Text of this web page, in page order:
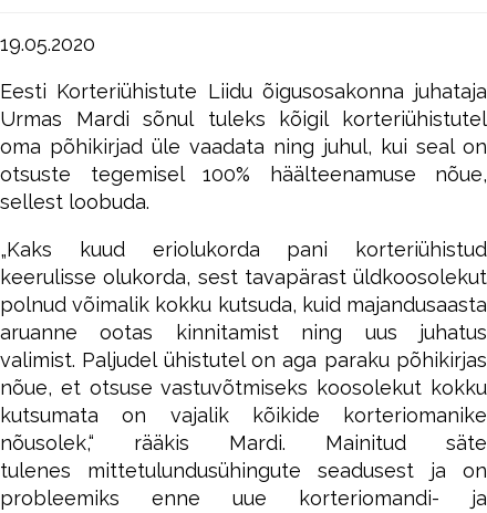
19.05.2020
Eesti Korteriühistute Liidu õigusosakonna juhataja
Urmas Mardi sõnul tuleks kõigil korteriühistutel
oma põhikirjad üle vaadata ning juhul, kui seal on
otsuste tegemisel 100% häälteenamuse nõue,
sellest loobuda.
„Kaks kuud eriolukorda pani korteriühistud
keerulisse olukorda, sest tavapärast üldkoosolekut
polnud võimalik kokku kutsuda, kuid majandusaasta
aruanne ootas kinnitamist ning uus juhatus
valimist. Paljudel ühistutel on aga paraku põhikirjas
nõue, et otsuse vastuvõtmiseks koosolekut kokku
kutsumata on vajalik kõikide korteriomanike
nõusolek,“ rääkis Mardi. Mainitud säte
tulenes mittetulundusühingute seadusest ja on
probleemiks enne uue korteriomandi- ja